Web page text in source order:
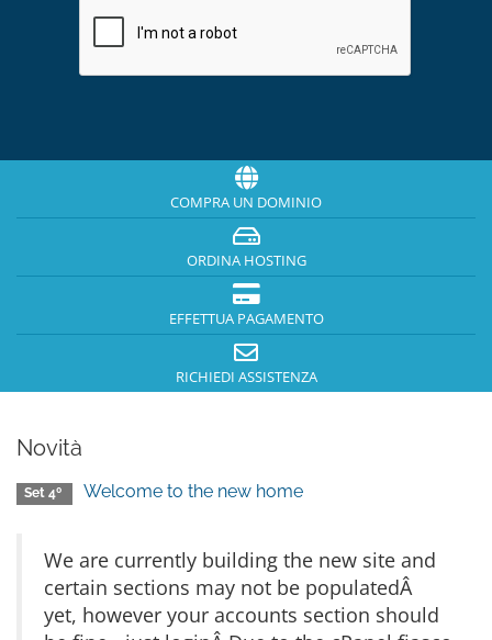
COMPRA UN DOMINIO
ORDINA HOSTING
EFFETTUA PAGAMENTO
RICHIEDI ASSISTENZA
Novità
Set 4º Welcome to the new home
We are currently building the new site and
certain sections may not be populatedÂ
yet, however your accounts section should